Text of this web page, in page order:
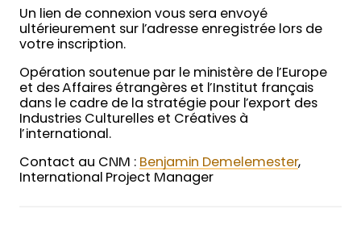
Un lien de connexion vous sera envoyé
ultérieurement sur l’adresse enregistrée lors de
votre inscription.
Opération soutenue par le ministère de l’Europe
et des Affaires étrangères et l’Institut français
dans le cadre de la stratégie pour l’export des
Industries Culturelles et Créatives à
l’international.
Contact au CNM : Benjamin Demelemester,
International Project Manager